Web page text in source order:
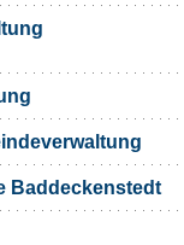
Baddeckenstedt